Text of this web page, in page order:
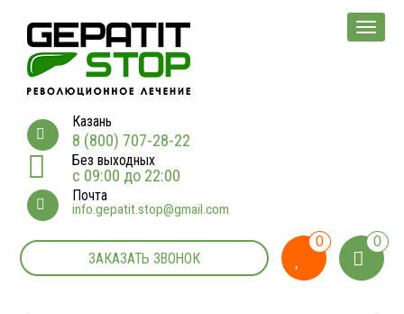
Казань
8 (800) 707-28-22
Без выходных
с 09:00 до 22:00
Почта
info.gepatit.stop@gmail.com
ЗАКАЗАТЬ ЗВОНОК
0 0